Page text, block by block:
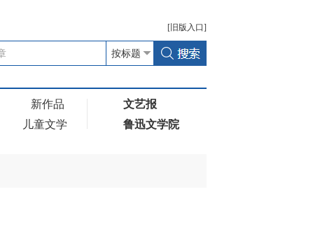
[ 旧版 入口]
新作品
儿童文学
文艺报
鲁迅文学院